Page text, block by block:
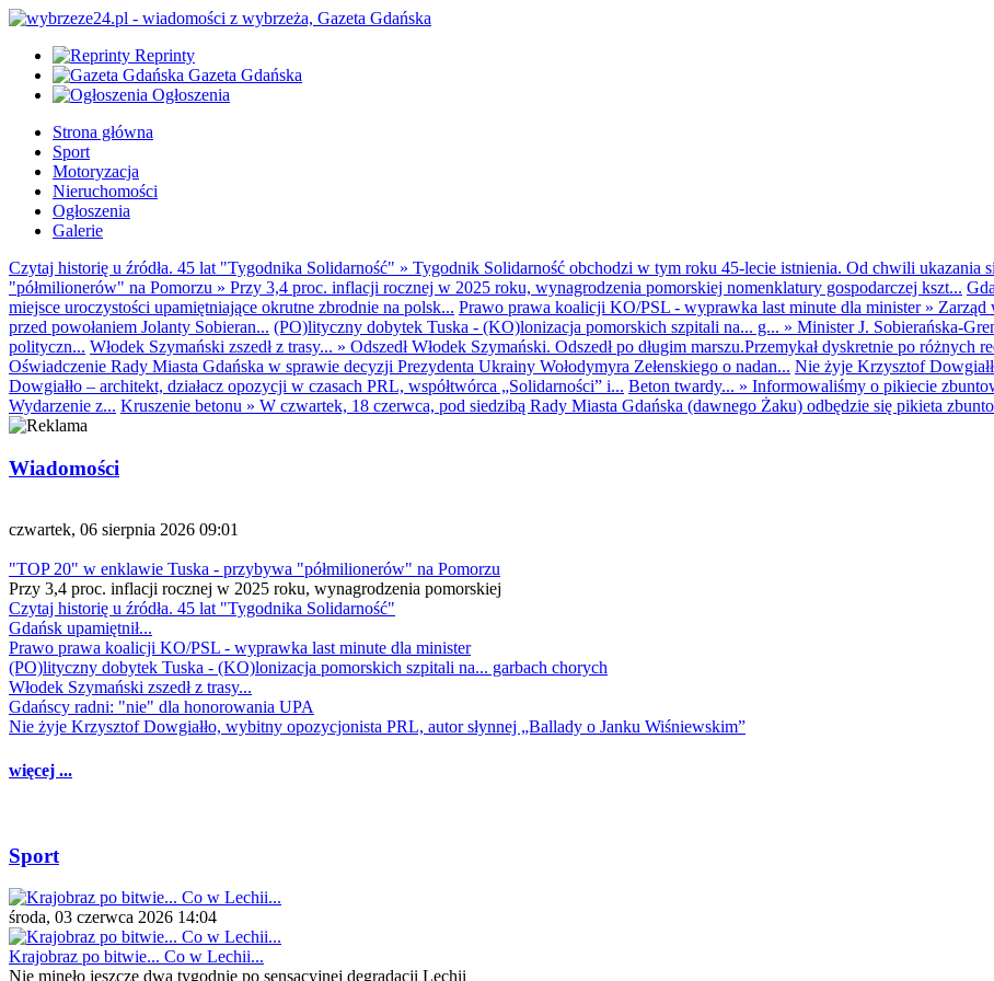
Reprinty
Gazeta Gdańska
Ogłoszenia
Strona główna
Sport
Motoryzacja
Nieruchomości
Ogłoszenia
Galerie
Czytaj historię u źródła. 45 lat "Tygodnika Solidarność" » Tygodnik Solidarność obchodzi w tym roku 45-lecie istnienia. Od chwili ukazania
"półmilionerów" na Pomorzu » Przy 3,4 proc. inflacji rocznej w 2025 roku, wynagrodzenia pomorskiej nomenklatury gospodarczej kszt...
miejsce uroczystości upamiętniające okrutne zbrodnie na polsk... Prawo prawa koalicji KO/PSL - wyprawka last minute dla minister» Zarząd
przed powołaniem Jolanty Sobieran... (PO)lityczny dobytek Tuska - (KO)lonizacja pomorskich szpitali na... g... » Minister J. Sobierańska-
polityczn... Włodek Szymański zszedł z trasy... » Odszedł Włodek Szymański. Odszedł po długim marszu.Przemykał dyskretnie po różnych
Oświadczenie Rady Miasta Gdańska w sprawie decyzji Prezydenta Ukrainy Wołodymyra Zełenskiego o nadan... Nie żyje Krzysztof
Dowgiałło – architekt, działacz opozycji w czasach PRL, współtwórca „Solidarności” i... Beton twardy... » Informowaliśmy o pikiecie
Wydarzenie z... Kruszenie betonu » W czwartek, 18 czerwca, pod siedzibą Rady Miasta Gdańska (dawnego Żaku) odbędzie się pikieta
Wiadomości
czwartek, 06 sierpnia 2026 09:01
"TOP 20" w enklawie Tuska - przybywa "półmilionerów" na Pomorzu
Przy 3,4 proc. inflacji rocznej w 2025 roku, wynagrodzenia pomorskiej
Czytaj historię u źródła. 45 lat "Tygodnika Solidarność"
Gdańsk upamiętnił...
Prawo prawa koalicji KO/PSL - wyprawka last minute dla minister
(PO)lityczny dobytek Tuska - (KO)lonizacja pomorskich szpitali na... garbach chorych
Włodek Szymański zszedł z trasy...
Gdańscy radni: "nie" dla honorowania UPA
Nie żyje Krzysztof Dowgiałło, wybitny opozycjonista PRL, autor słynnej „Ballady o Janku Wiśniewskim”
więcej ...
Sport
środa, 03 czerwca 2026 14:04
Krajobraz po bitwie... Co w Lechii...
Nie minęło jeszcze dwa tygodnie po sensacyjnej degradacji Lechii